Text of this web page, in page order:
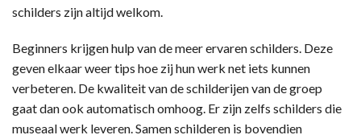
schilders zijn altijd welkom.
Beginners krijgen hulp van de meer ervaren schilders. Deze
geven elkaar weer tips hoe zij hun werk net iets kunnen
verbeteren. De kwaliteit van de schilderijen van de groep
gaat dan ook automatisch omhoog. Er zijn zelfs schilders die
museaal werk leveren. Samen schilderen is bovendien